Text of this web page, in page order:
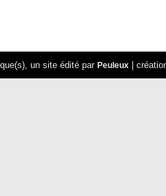
un site édité par Peuleux|